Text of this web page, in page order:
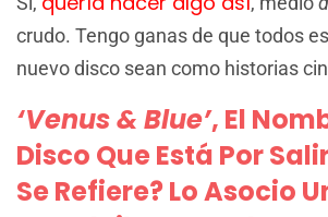
crudo. Tengo ganas de que todos
nuevo disco sean como historias
‘Venus & Blue’, El
Disco Que Está Por
Se Refiere? Lo Asocio